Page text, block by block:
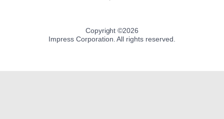
Copyright ©2026
Impress Corporation. All rights reserved.